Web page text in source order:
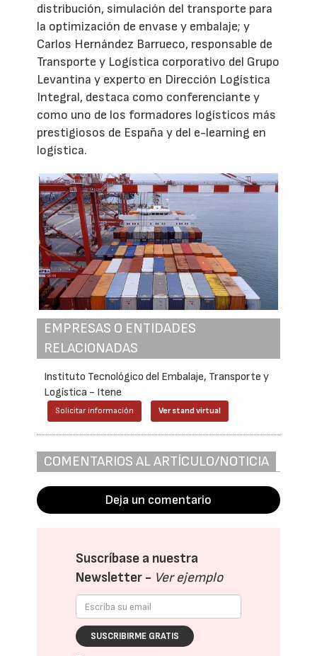
distribución, simulación del transporte para
la optimización de envase y embalaje; y
Carlos Hernández Barrueco, responsable de
Transporte y Logística corporativo del Grupo
Levantina y experto en Dirección Logística
Integral, destaca como conferenciante y
como uno de los formadores logísticos más
prestigiosos de España y del e-learning en
logística.
EMPRESAS O ENTIDADES
RELACIONADAS
Instituto Tecnológico del Embalaje, Transporte y
Logística - Itene
Solicitar información Ver stand virtual
COMENTARIOS AL ARTÍCULO/NOTICIA
Deja un comentario
Suscríbase a nuestra
Newsletter - Ver ejemplo
SUSCRIBIRME GRATIS